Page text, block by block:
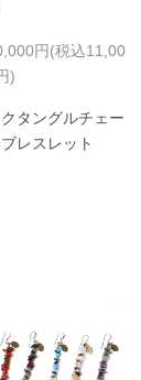
円(税込11,00
)
クタングルチェー
レスレット